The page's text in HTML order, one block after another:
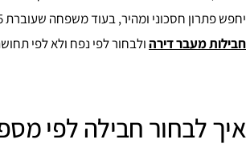
יחפש פתרון חסכוני ומהיר, בעוד משפחה שעוברת 4-5 חדרים תעדיף מארז רחב שמצמצם השלמות. זה בדיוק המקום להיכנס לקטגוריית
חבילות מעבר דירהולבחור לפי נפח ולא לפי
איך לבחור חבילה לפי